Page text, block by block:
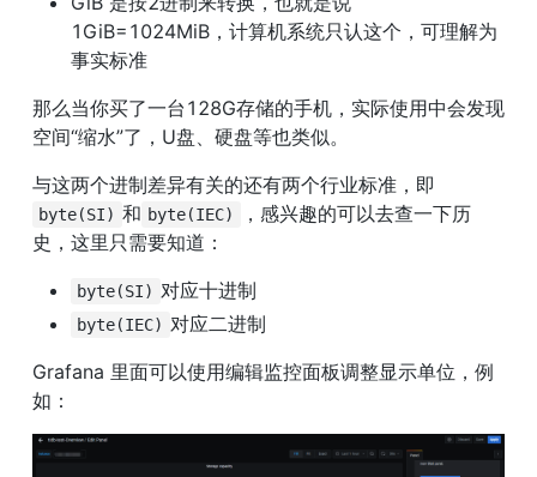
1GiB=1024MiB，计算机系统只认这个，可理解为
事实标准
那么当你买了一台128G存储的手机，实际使用中会发现
空间“缩水”了，U盘、硬盘等也类似。
与这两个进制差异有关的还有两个行业标准，即
byte(SI) 和 byte(IEC)
，感兴趣的可以去查一下历
史，这里只需要知道：
byte(SI) 对应十进制
byte(IEC) 对应二进制
Grafana 里面可以使用编辑监控面板调整显示单位，例
如：